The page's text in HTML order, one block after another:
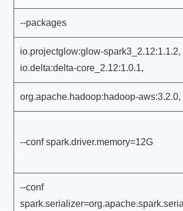
--packages
io.projectglow:glow-spark3_2.12:1.1.2,
io.delta:delta-core_2.12:1.0.1,
org.apache.hadoop:hadoop-aws:3.2.0,
--conf spark.driver.memory=12G
--conf